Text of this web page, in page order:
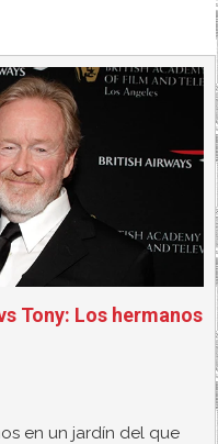
Tony: Los hermanos
en un jardín del que